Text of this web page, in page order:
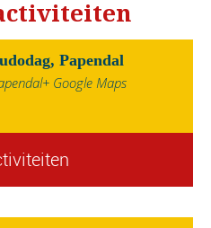
Papendal
+ Google Maps